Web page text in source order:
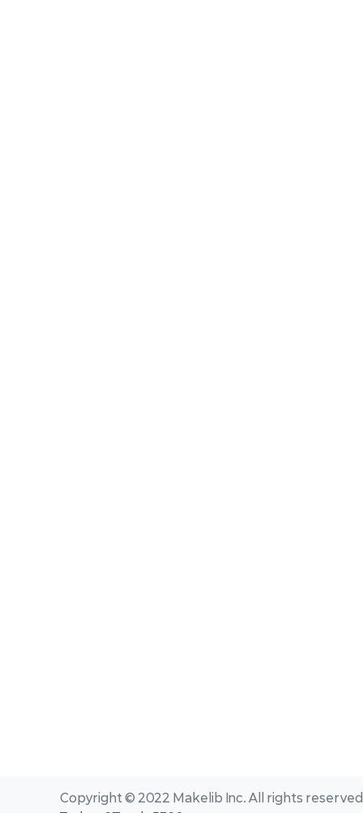
Copyright © 2022 Makelib Inc. All rights